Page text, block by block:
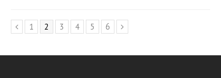
Предыдущий
Page
1 Page
2 Page
3 Page
4 Page
5 Page
6